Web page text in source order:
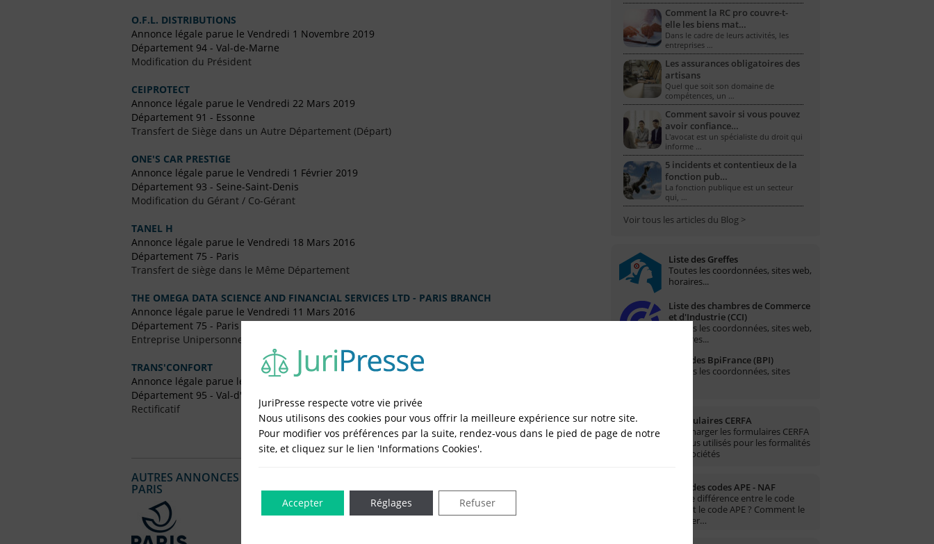
O.F.L. DISTRIBUTIONS
Annonce légale parue le Vendredi 1 Novembre 2019
Département 94 - Val-de-Marne
Modification du Président
CEIPROTECT
Annonce légale parue le Vendredi 22 Mars 2019
Département 91 - Essonne
Transfert de Siège dans un Autre Département (Départ)
ONE'S CAR PRESTIGE
Annonce légale parue le Vendredi 1 Février 2019
Département 93 - Seine-Saint-Denis
Modification du Gérant / Co-Gérant
TANEL H
Annonce légale parue le Vendredi 18 Mars 2016
Département 75 - Paris
Transfert de siège dans le Même Département
THE OMEGA DATA SCIENCE AND FINANCIAL SERVICES LTD - PARIS BRANCH
Annonce légale parue le Vendredi 11 Mars 2016
Département 75 - Paris
Entreprise Unipersonnel à Responsabilité Limitée (EURL)
TRANS'CONFORT
Annonce légale parue le Vendredi 25 Septembre 2015
Département 95 - Val-d'Oise
Rectificatif
AUTRES ANNONCES LÉGALES PUBLIÉES EN LIGNE DANS LE DÉPARTEMENT DU 75 -
PARIS
Comment la RC pro couvre-t-
elle les biens mat…
Dans le cadre de leurs activités, les
entreprises …
Les assurances obligatoires des
artisans
Quel que soit son domaine de
compétences, un …
Comment savoir si vous pouvez
avoir confiance…
L'avocat est un spécialiste du droit qui
informe …
5 incidents et contentieux de la
fonction pub…
La fonction publique est un secteur
qui, …
Voir tous les articles du Blog >
Liste des Greffes
Toutes les coordonnées, sites web,
horaires...
Liste des chambres de Commerce
et d'Industrie (CCI)
Toutes les coordonnées, sites web,
horaires...
Liste des BpiFrance (BPI)
Toutes les coordonnées, sites
Formulaires CERFA
Télécharger les formulaires CERFA
les plus utilisés pour les formalités
des sociétés
Liste des codes APE - NAF
Quelle différence entre le code
NAF et le code APE ? Comment le
trouver…
JuriPresse respecte votre vie privée
Nous utilisons des cookies pour vous offrir la meilleure expérience sur notre site.
Pour modifier vos préférences par la suite, rendez-vous dans le pied de page de notre
site, et cliquez sur le lien 'Informations Cookies'.
Accepter Refuser
Réglages